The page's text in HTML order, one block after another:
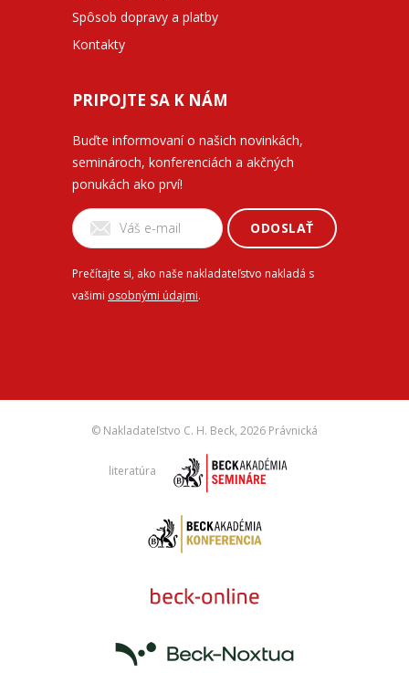
Spôsob dopravy a platby
Kontakty
PRIPOJTE SA K NÁM
Buďte informovaní o našich novinkách,
seminároch, konferenciách a akčných
ponukách ako prví!
ODOSLAŤ
Prečítajte si, ako naše nakladateľstvo nakladá s
vašimi osobnými údajmi.
© Nakladateľstvo C. H. Beck, 2026 Právnická
literatúra